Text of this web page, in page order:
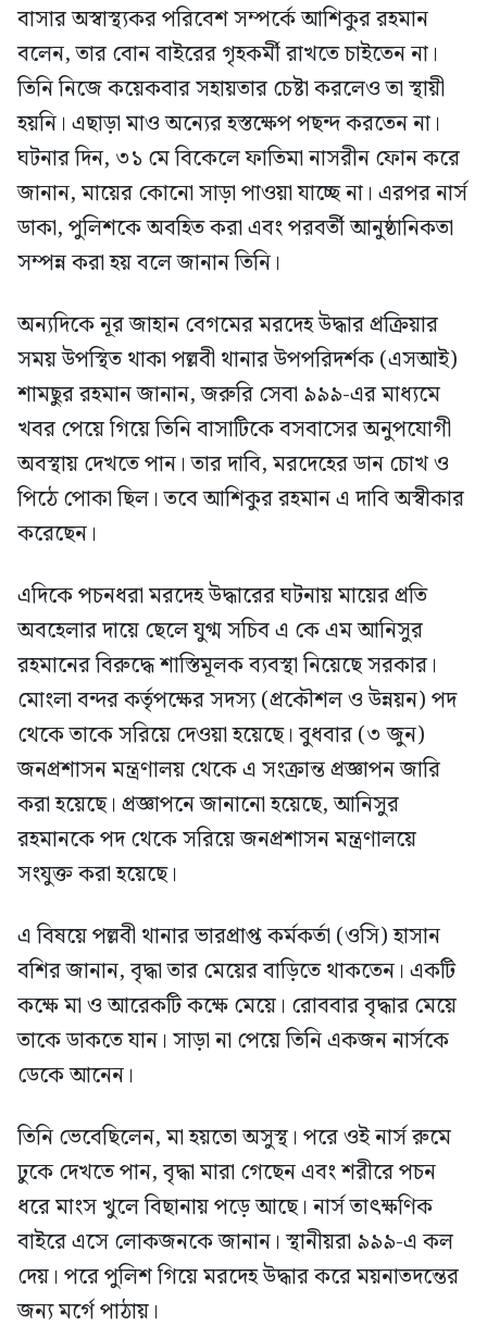
বাসার অস্বাস্থ্যকর পরিবেশ সম্পর্কে আশিকুর রহমান
বলেন, তার বোন বাইরের গৃহকর্মী রাখতে চাইতেন না।
তিনি নিজে কয়েকবার সহায়তার চেষ্টা করলেও তা স্থায়ী
হয়নি। এছাড়া মাও অন্যের হস্তক্ষেপ পছন্দ করতেন না।
ঘটনার দিন, ৩১ মে বিকেলে ফাতিমা নাসরীন ফোন করে
জানান, মায়ের কোনো সাড়া পাওয়া যাচ্ছে না। এরপর নার্স
ডাকা, পুলিশকে অবহিত করা এবং পরবর্তী আনুষ্ঠানিকতা
সম্পন্ন করা হয় বলে জানান তিনি।
অন্যদিকে নূর জাহান বেগমের মরদেহ উদ্ধার প্রক্রিয়ার
সময় উপস্থিত থাকা পল্লবী থানার উপপরিদর্শক (এসআই)
শামছুর রহমান জানান, জরুরি সেবা ৯৯৯-এর মাধ্যমে
খবর পেয়ে গিয়ে তিনি বাসাটিকে বসবাসের অনুপযোগী
অবস্থায় দেখতে পান। তার দাবি, মরদেহের ডান চোখ ও
পিঠে পোকা ছিল। তবে আশিকুর রহমান এ দাবি অস্বীকার
করেছেন।
এদিকে পচনধরা মরদেহ উদ্ধারের ঘটনায় মায়ের প্রতি
অবহেলার দায়ে ছেলে যুগ্ম সচিব এ কে এম আনিসুর
রহমানের বিরুদ্ধে শাস্তিমূলক ব্যবস্থা নিয়েছে সরকার।
মোংলা বন্দর কর্তৃপক্ষের সদস্য (প্রকৌশল ও উন্নয়ন) পদ
থেকে তাকে সরিয়ে দেওয়া হয়েছে। বুধবার (৩ জুন)
জনপ্রশাসন মন্ত্রণালয় থেকে এ সংক্রান্ত প্রজ্ঞাপন জারি
করা হয়েছে। প্রজ্ঞাপনে জানানো হয়েছে, আনিসুর
রহমানকে পদ থেকে সরিয়ে জনপ্রশাসন মন্ত্রণালয়ে
সংযুক্ত করা হয়েছে।
এ বিষয়ে পল্লবী থানার ভারপ্রাপ্ত কর্মকর্তা (ওসি) হাসান
বশির জানান, বৃদ্ধা তার মেয়ের বাড়িতে থাকতেন। একটি
কক্ষে মা ও আরেকটি কক্ষে মেয়ে। রোববার বৃদ্ধার মেয়ে
তাকে ডাকতে যান। সাড়া না পেয়ে তিনি একজন নার্সকে
ডেকে আনেন।
তিনি ভেবেছিলেন, মা হয়তো অসুস্থ। পরে ওই নার্স রুমে
ঢুকে দেখতে পান, বৃদ্ধা মারা গেছেন এবং শরীরে পচন
ধরে মাংস খুলে বিছানায় পড়ে আছে। নার্স তাৎক্ষণিক
বাইরে এসে লোকজনকে জানান। স্থানীয়রা ৯৯৯-এ কল
দেয়। পরে পুলিশ গিয়ে মরদেহ উদ্ধার করে ময়নাতদন্তের
জন্য মর্গে পাঠায়।